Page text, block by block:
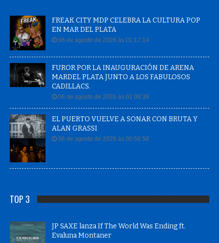
FREAK CITY MDP CELEBRA LA CULTURA POP
EN MAR DEL PLATA
06 de agosto de 2026 às 01:17:14
FUROR POR LA INAUGURACIÓN DE ARENA
MARDEL PLATA JUNTO A LOS FABULOSOS
CADILLACS.
06 de agosto de 2026 às 01:08:39
EL PUERTO VUELVE A SONAR CON BRUTA Y
ALAN GRASSI
06 de agosto de 2026 às 00:56:58
TOP 3
JP SAXE lanza If The World Was Ending ft.
Evaluna Montaner